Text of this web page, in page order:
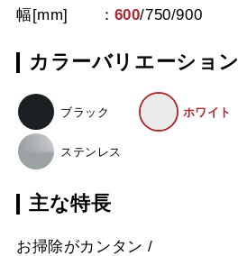
幅[mm]
600/750/900
カラーバリエーション
ブラック ホワイト
ステンレス
主な特長
お掃除がカンタン